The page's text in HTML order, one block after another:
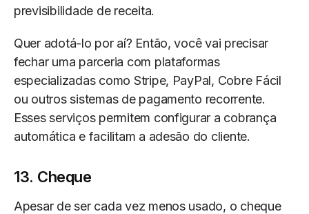
previsibilidade de receita.
Quer adotá-lo por aí? Então, você vai precisar
fechar uma parceria com plataformas
especializadas como Stripe, PayPal, Cobre Fácil
ou outros sistemas de pagamento recorrente.
Esses serviços permitem configurar a cobrança
automática e facilitam a adesão do cliente.
13. Cheque
Apesar de ser cada vez menos usado, o cheque